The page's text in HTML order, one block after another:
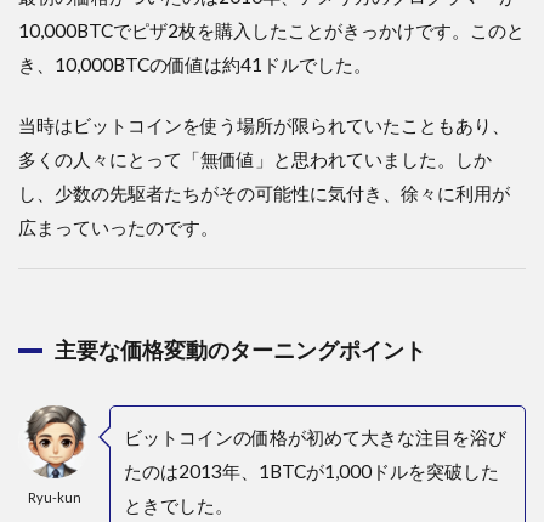
10,000BTCでピザ2枚を購入したことがきっかけです。このと
き、10,000BTCの価値は約41ドルでした。
当時はビットコインを使う場所が限られていたこともあり、
多くの人々にとって「無価値」と思われていました。しか
し、少数の先駆者たちがその可能性に気付き、徐々に利用が
広まっていったのです。
主要な価格変動のターニングポイント
Ryu-kun
ビットコインの価格が初めて大きな注目を浴び
たのは2013年、1BTCが1,000ドルを突破した
ときでした。